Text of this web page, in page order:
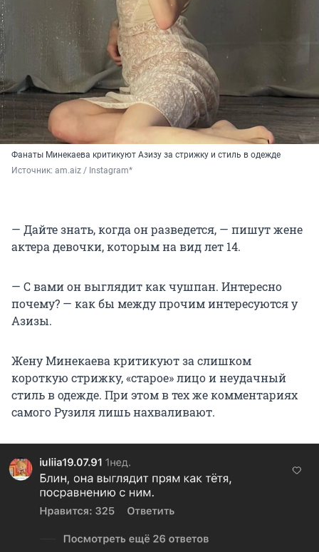
Фанаты Минекаева критикуют Азизу за стрижку и стиль в одежде
Источник: am.aiz / Instagram*
— Дайте знать, когда он разведется, — пишут жене
актера девочки, которым на вид лет 14.
— С вами он выглядит как чушпан. Интересно
почему? — как бы между прочим интересуются у
Азизы.
Жену Минекаева критикуют за слишком
короткую стрижку, «старое» лицо и неудачный
стиль в одежде. При этом в тех же комментариях
самого Рузиля лишь нахваливают.